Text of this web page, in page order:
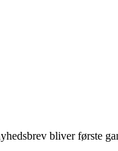
bliver første